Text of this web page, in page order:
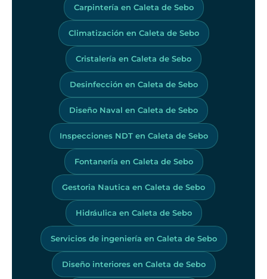
Carpintería en Caleta de Sebo
Climatización en Caleta de Sebo
Cristalería en Caleta de Sebo
Desinfección en Caleta de Sebo
Diseño Naval en Caleta de Sebo
Inspecciones NDT en Caleta de Sebo
Fontanería en Caleta de Sebo
Gestoria Nautica en Caleta de Sebo
Hidráulica en Caleta de Sebo
Servicios de ingeniería en Caleta de Sebo
Diseño interiores en Caleta de Sebo